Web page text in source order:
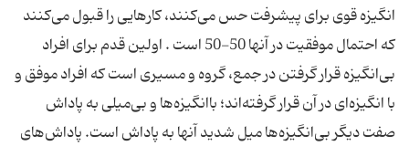
انگیزه قوی برای پیشرفت حس می‌کنند، کارهایی را قبول می‌کنند
که احتمال موفقیت در آنها 50-50 است . اولین قدم برای افراد
بی‌انگیزه قرار گرفتن در جمع، گروه و مسیری است که افراد موفق و
با انگیزه‌ای در آن قرار گرفته‌اند؛ باانگیزه‌ها و بی‌میلی به پاداش
صفت دیگر بی‌انگیزه‌ها میل شدید آنها به پاداش است. پاداش‌های